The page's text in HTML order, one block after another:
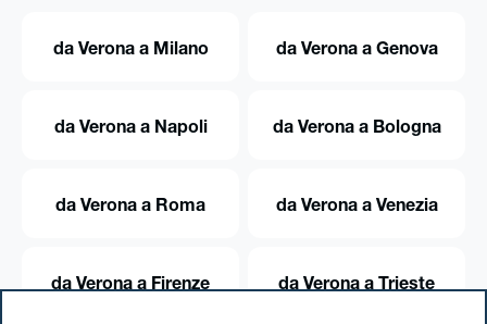
da Verona a Milano da Verona a Genova
da Verona a Napoli da Verona a Bologna
da Verona a Roma da Verona a Venezia
da Verona a Firenze da Verona a Trieste